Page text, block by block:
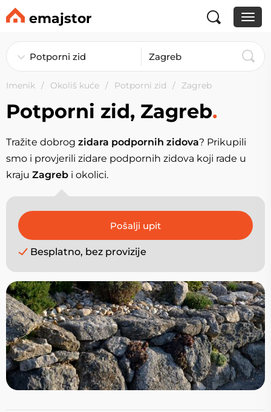
emajstor
Imenik Okoliš kuće Potporni zid Zagreb
Potporni zid, Zagreb.
Tražite dobrog zidara podpornih zidova? Prikupili
smo i provjerili zidare podpornih zidova koji rade u
kraju Zagreb i okolici.
Besplatno, bez provizije